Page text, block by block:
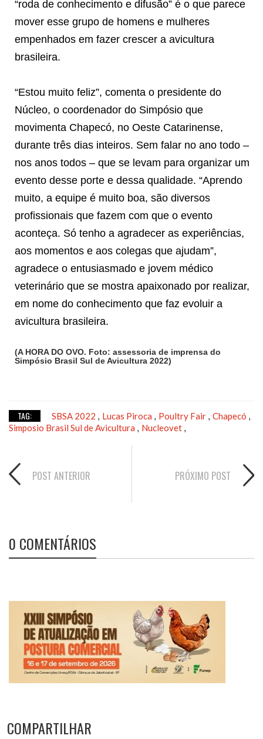
“roda de conhecimento e difusão” é o que parece
mover esse grupo de homens e mulheres
empenhados em fazer crescer a avicultura
brasileira.
“Estou muito feliz”, comenta o presidente do
Núcleo, o coordenador do Simpósio que
movimenta Chapecó, no Oeste Catarinense,
durante três dias inteiros. Sem falar no ano todo –
nos anos todos – que se levam para organizar um
evento desse porte e dessa qualidade. “Aprendo
muito, a equipe é muito boa, são diversos
profissionais que fazem com que o evento
aconteça. Só tenho a agradecer as experiências,
aos momentos e aos colegas que ajudam”,
agradece o entusiasmado e jovem médico
veterinário que se mostra apaixonado por realizar,
em nome do conhecimento que faz evoluir a
avicultura brasileira.
(A HORA DO OVO. Foto: assessoria de imprensa do
Simpósio Brasil Sul de Avicultura 2022)
TAG: SBSA 2022 , Lucas Piroca , Poultry Fair , Chapecó ,
Simposio Brasil Sul de Avicultura , Nucleovet ,
POST ANTERIOR PRÓXIMO POST
0 COMENTÁRIOS
COMPARTILHAR